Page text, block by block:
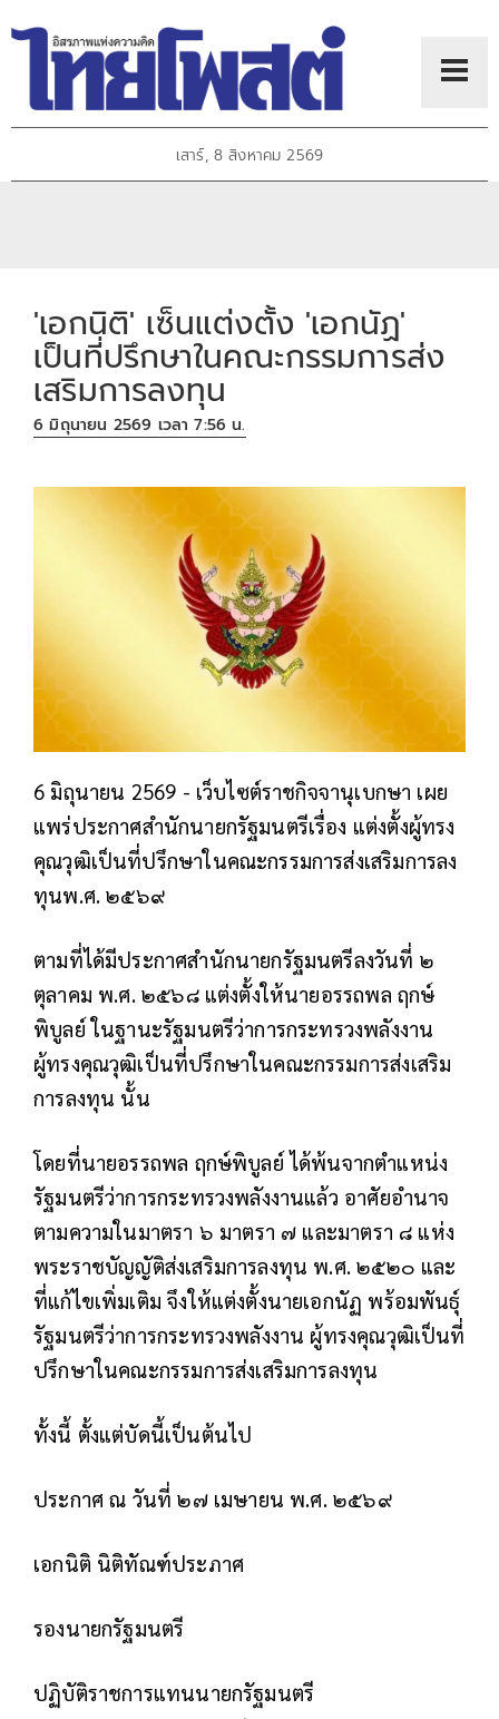
เสาร์, 8 สิงหาคม 2569
'เอกนิติ' เซ็นแต่งตั้ง 'เอกนัฏ'
เป็นที่ปรึกษาในคณะกรรมการส่ง
เสริมการลงทุน
6 มิถุนายน 2569 เวลา 7:56 น.
6 มิถุนายน 2569 - เว็บไซต์ราชกิจจานุเบกษา เผย
แพร่ประกาศสำนักนายกรัฐมนตรีเรื่อง แต่งตั้งผู้ทรง
คุณวุฒิเป็นที่ปรึกษาในคณะกรรมการส่งเสริมการลง
ทุนพ.ศ. ๒๕๖๙
ตามที่ได้มีประกาศสำนักนายกรัฐมนตรีลงวันที่ ๒
ตุลาคม พ.ศ. ๒๕๖๘ แต่งตั้งให้นายอรรถพล ฤกษ์
พิบูลย์ ในฐานะรัฐมนตรีว่าการกระทรวงพลังงาน
ผู้ทรงคุณวุฒิเป็นที่ปรึกษาในคณะกรรมการส่งเสริม
การลงทุน นั้น
โดยที่นายอรรถพล ฤกษ์พิบูลย์ ได้พ้นจากตำแหน่ง
รัฐมนตรีว่าการกระทรวงพลังงานแล้ว อาศัยอำนาจ
ตามความในมาตรา ๖ มาตรา ๗ และมาตรา ๘ แห่ง
พระราชบัญญัติส่งเสริมการลงทุน พ.ศ. ๒๕๒๐ และ
ที่แก้ไขเพิ่มเติม จึงให้แต่งตั้งนายเอกนัฏ พร้อมพันธุ์
รัฐมนตรีว่าการกระทรวงพลังงาน ผู้ทรงคุณวุฒิเป็นที่
ปรึกษาในคณะกรรมการส่งเสริมการลงทุน
ทั้งนี้ ตั้งแต่บัดนี้เป็นต้นไป
ประกาศ ณ วันที่ ๒๗ เมษายน พ.ศ. ๒๕๖๙
เอกนิติ นิติทัณฑ์ประภาศ
รองนายกรัฐมนตรี
ปฏิบัติราชการแทนนายกรัฐมนตรี